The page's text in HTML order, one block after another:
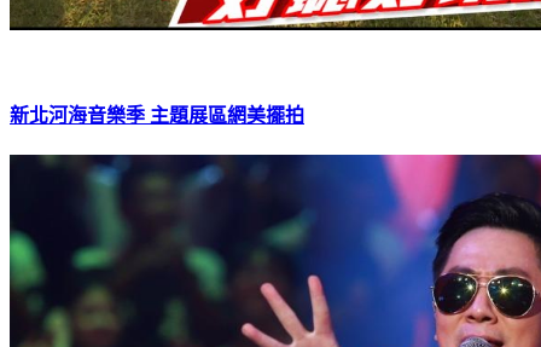
新北河海音樂季 主題展區網美擺拍